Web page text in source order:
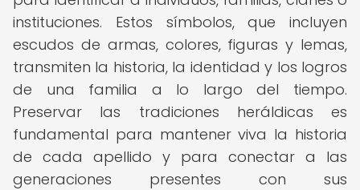
instituciones. Estos símbolos, que incluyen
escudos de armas, colores, figuras y lemas,
transmiten la historia, la identidad y los logros
de una familia a lo largo del tiempo.
Preservar las tradiciones heráldicas es
fundamental para mantener viva la historia
de cada apellido y para conectar a las
generaciones presentes con sus